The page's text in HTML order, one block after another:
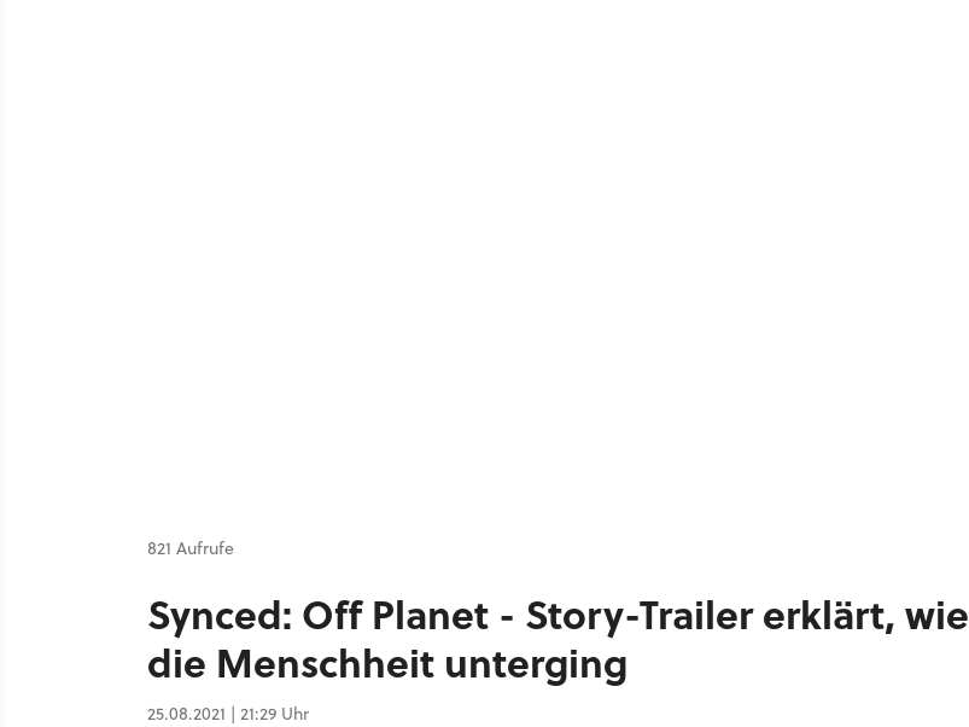
821 Aufrufe
Synced: Off Planet - Story-Trailer erklärt, wie
die Menschheit unterging
25.08.2021 | 21:29 Uhr